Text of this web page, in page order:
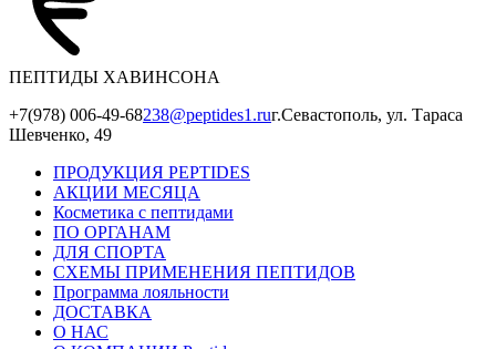
ПЕПТИДЫ ХАВИНСОНА
+7(978) 006-49-68238@peptides1.ruг.Севастополь, ул. Тараса
Шевченко, 49
ПРОДУКЦИЯ PEPTIDES
АКЦИИ МЕСЯЦА
Косметика с пептидами
ПО ОРГАНАМ
ДЛЯ СПОРТА
СХЕМЫ ПРИМЕНЕНИЯ ПЕПТИДОВ
Программа лояльности
ДОСТАВКА
О НАС